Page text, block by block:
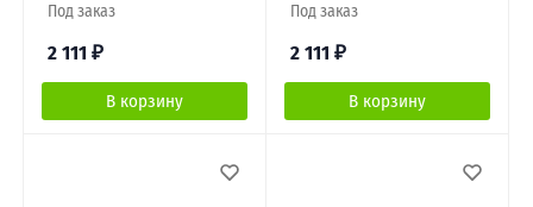
Под заказ
2 111 ₽
В корзину
Под заказ
2 111 ₽
В корзину